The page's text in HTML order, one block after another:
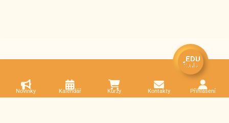
Novinky Kalendář Kurzy Kontakty Přihlášení